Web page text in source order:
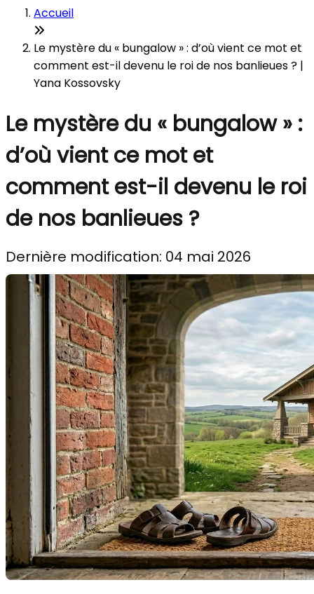
Accueil
Le mystère du « bungalow » : d’où vient ce mot et
comment est-il devenu le roi de nos banlieues ? |
Yana Kossovsky
Le mystère du « bungalow » :
d’où vient ce mot et
comment est-il devenu le roi
de nos banlieues ?
Dernière modification: 04 mai 2026